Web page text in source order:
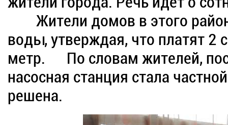
Жители домов в этого
воды, утверждая, что платят
метр. По словам жителей,
насосная станция стала
решена.